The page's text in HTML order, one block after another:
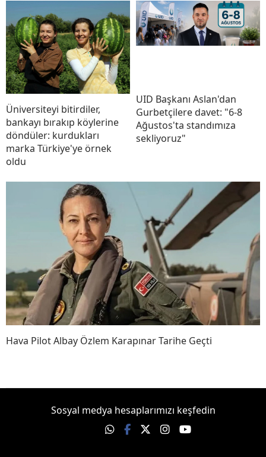
Üniversiteyi bitirdiler,
bankayı bırakıp köylerine
döndüler: kurdukları
marka Türkiye'ye örnek
oldu
UID Başkanı Aslan'dan
Gurbetçilere davet: "6-8
Ağustos'ta standımıza
sekliyoruz"
Hava Pilot Albay Özlem Karapınar Tarihe Geçti
Sosyal medya hesaplarımızı keşfedin